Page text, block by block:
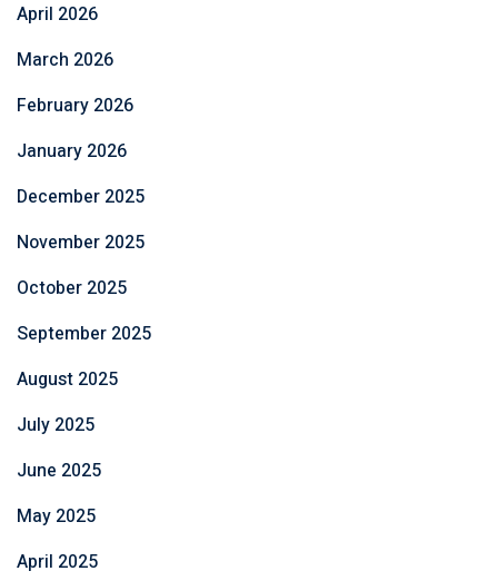
April 2026
March 2026
February 2026
January 2026
December 2025
November 2025
October 2025
September 2025
August 2025
July 2025
June 2025
May 2025
April 2025